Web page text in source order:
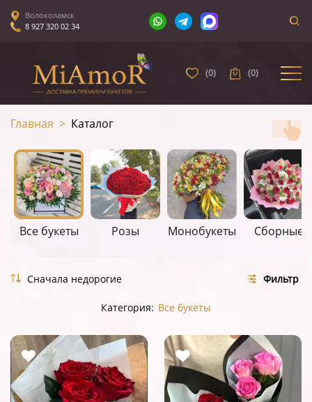
Волоколамск
8 927 320 02 34
(0) (0)
Главная > Каталог
Все букеты Розы Монобукеты Сборные
Категория: Все букеты
Фильтр